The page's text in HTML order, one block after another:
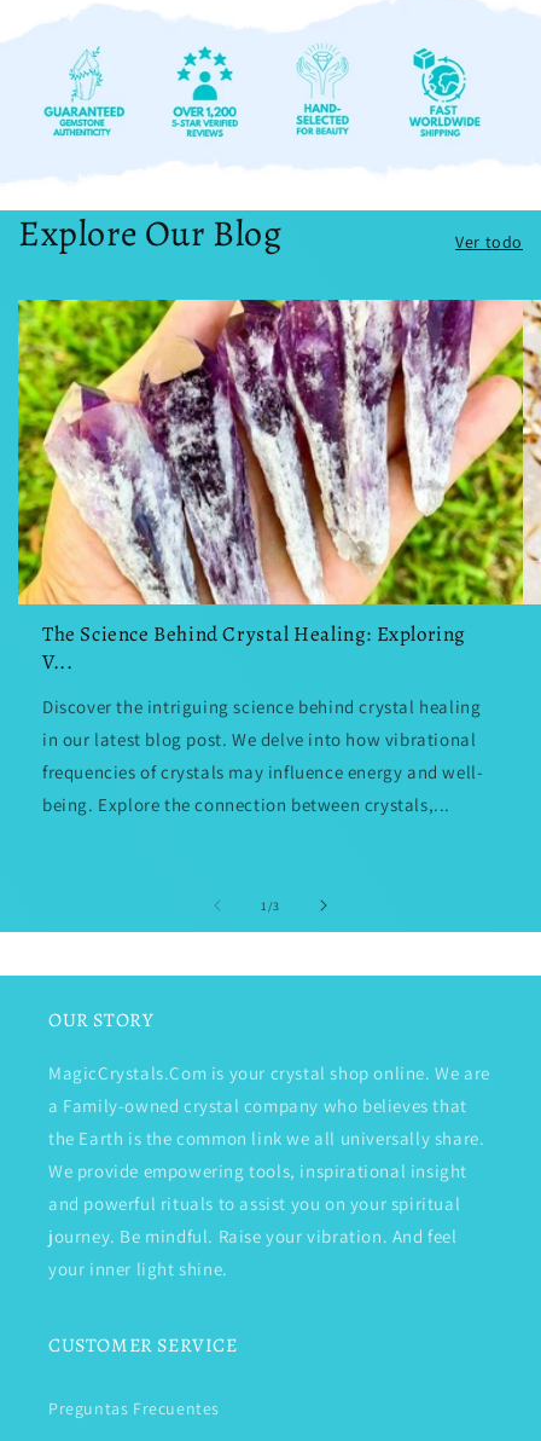
Explore Our Blog Ver todo
The Science Behind Crystal Healing: Exploring
V...
Discover the intriguing science behind crystal healing
in our latest blog post. We delve into how vibrational
frequencies of crystals may influence energy and well-
being. Explore the connection between crystals,...
1 /de
3
OUR STORY
MagicCrystals.Com is your crystal shop online. We are
a Family-owned crystal company who believes that
the Earth is the common link we all universally share.
We provide empowering tools, inspirational insight
and powerful rituals to assist you on your spiritual
journey. Be mindful. Raise your vibration. And feel
your inner light shine.
CUSTOMER SERVICE
Preguntas Frecuentes